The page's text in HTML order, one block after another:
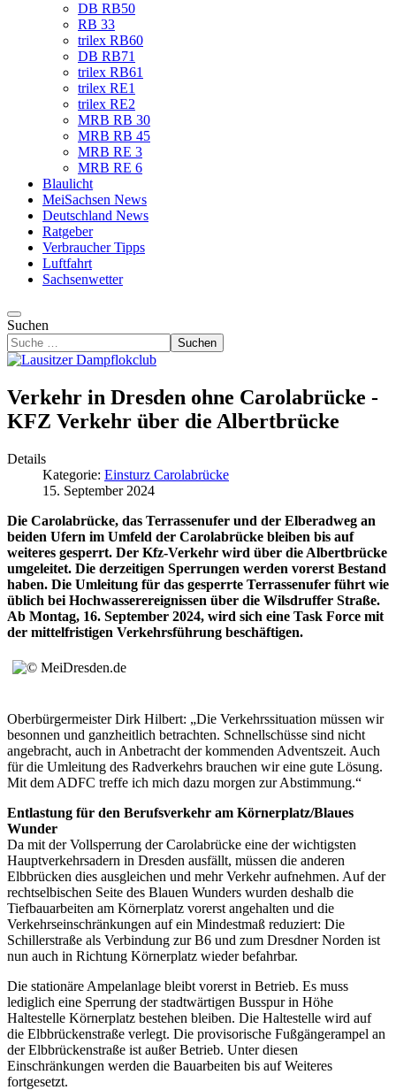
DB RB50
RB 33
trilex RB60
DB RB71
trilex RB61
trilex RE1
trilex RE2
MRB RB 30
MRB RB 45
MRB RE 3
MRB RE 6
Blaulicht
MeiSachsen News
Deutschland News
Ratgeber
Verbraucher Tipps
Luftfahrt
Sachsenwetter
Suchen
Suchen
Verkehr in Dresden ohne Carolabrücke -
KFZ Verkehr über die Albertbrücke
Details
Kategorie: Einsturz Carolabrücke
15. September 2024
Die Carolabrücke, das Terrassenufer und der Elberadweg an
beiden Ufern im Umfeld der Carolabrücke bleiben bis auf
weiteres gesperrt. Der Kfz-Verkehr wird über die Albertbrücke
umgeleitet. Die derzeitigen Sperrungen werden vorerst Bestand
haben. Die Umleitung für das gesperrte Terrassenufer führt wie
üblich bei Hochwasserereignissen über die Wilsdruffer Straße.
Ab Montag, 16. September 2024, wird sich eine Task Force mit
der mittelfristigen Verkehrsführung beschäftigen.
Oberbürgermeister Dirk Hilbert: „Die Verkehrssituation müssen wir
besonnen und ganzheitlich betrachten. Schnellschüsse sind nicht
angebracht, auch in Anbetracht der kommenden Adventszeit. Auch
für die Umleitung des Radverkehrs brauchen wir eine gute Lösung.
Mit dem ADFC treffe ich mich dazu morgen zur Abstimmung.“
Entlastung für den Berufsverkehr am Körnerplatz/Blaues
Wunder
Da mit der Vollsperrung der Carolabrücke eine der wichtigsten
Hauptverkehrsadern in Dresden ausfällt, müssen die anderen
Elbbrücken dies ausgleichen und mehr Verkehr aufnehmen. Auf der
rechtselbischen Seite des Blauen Wunders wurden deshalb die
Tiefbauarbeiten am Körnerplatz vorerst angehalten und die
Verkehrseinschränkungen auf ein Mindestmaß reduziert: Die
Schillerstraße als Verbindung zur B6 und zum Dresdner Norden ist
nun auch in Richtung Körnerplatz wieder befahrbar.
Die stationäre Ampelanlage bleibt vorerst in Betrieb. Es muss
lediglich eine Sperrung der stadtwärtigen Busspur in Höhe
Haltestelle Körnerplatz bestehen bleiben. Die Haltestelle wird auf
die Elbbrückenstraße verlegt. Die provisorische Fußgängerampel an
der Elbbrückenstraße ist außer Betrieb. Unter diesen
Einschränkungen werden die Bauarbeiten bis auf Weiteres
fortgesetzt.